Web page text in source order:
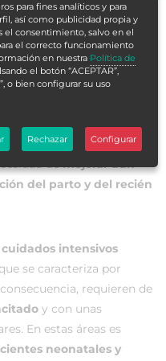
de,
muertesen los menores
neonatales se
principalmente por
asfixia perinatal e
demejorar aún
del parto y del recién
intensivos
se caracteriza por
requieren de
y con unas
En estas áreas es
neonatales y
para fines analíticos y para
así como publicidad propia y
el consentimiento, salvo en el
el correcto funcionamiento
en nuestra Política de
el botón “ACEPTAR”,
o bien configurar su uso
Rechazar Configurar